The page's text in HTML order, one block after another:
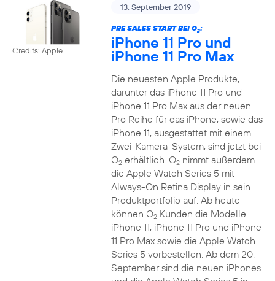
Credits: Apple
13. September 2019
PRE SALES START BEI O2:
iPhone 11 Pro und
iPhone 11 Pro Max
Die neuesten Apple Produkte,
darunter das iPhone 11 Pro und
iPhone 11 Pro Max aus der neuen
Pro Reihe für das iPhone, sowie das
iPhone 11, ausgestattet mit einem
Zwei-Kamera-System, sind jetzt bei
O2erhältlich. O2nimmt außerdem
die Apple Watch Series 5 mit
Always-On Retina Display in sein
Produktportfolio auf. Ab heute
können O2Kunden die Modelle
iPhone 11, iPhone 11 Pro und iPhone
11 Pro Max sowie die Apple Watch
Series 5 vorbestellen. Ab dem 20.
September sind die neuen iPhones